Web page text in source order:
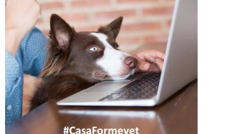
(le zoonosi).